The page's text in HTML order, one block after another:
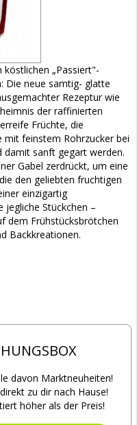
„Passiert"-
Die neue samtig- glatte
Rezeptur wie
der raffinierten
Früchte, die
feinstem Rohrzucker bei
damit sanft gegart werden.
Gabel zerdrückt, um eine
den geliebten fruchtigen
einzigartig
Stückchen –
dem Frühstücksbrötchen
Backkreationen.
davon Marktneuheiten!
zu dir nach Hause!
höher als der Preis!